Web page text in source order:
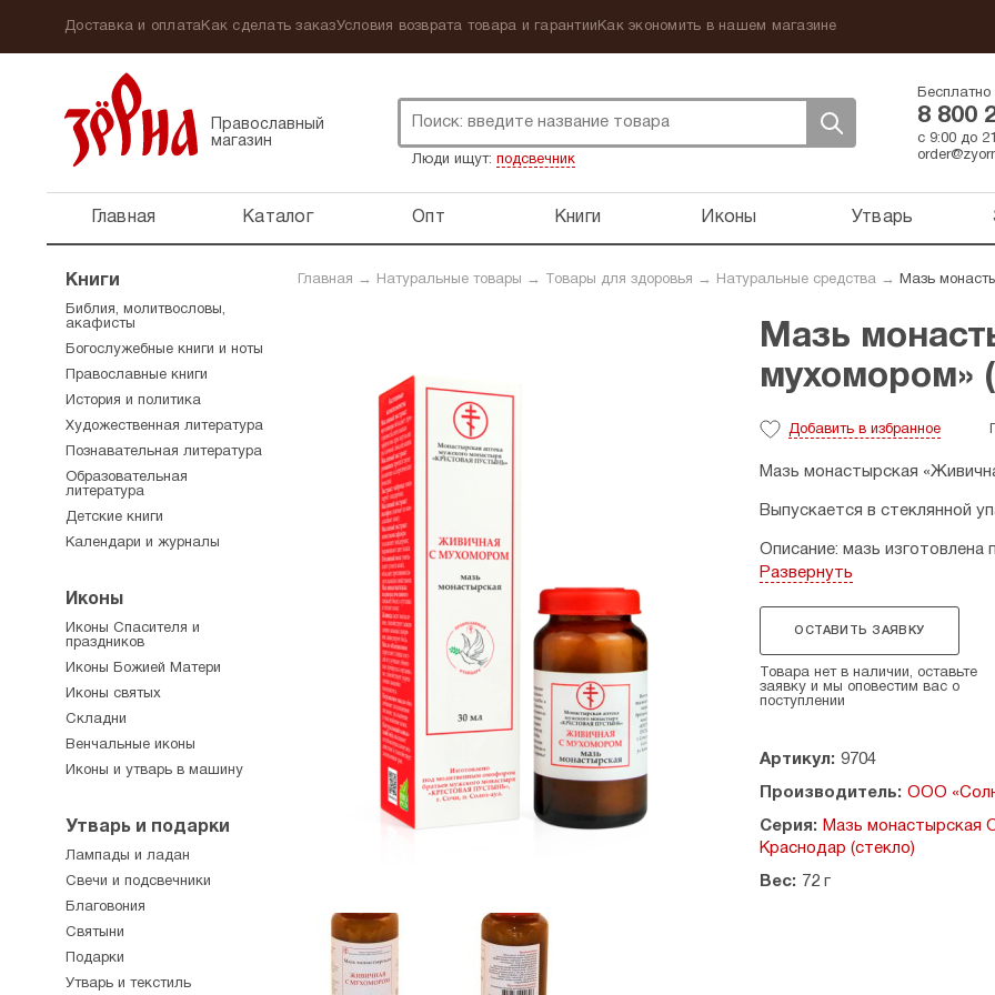
Доставка и оплатаКак сделать заказУсловия возврата товара и гарантии Как экономить в нашем магазине
Православный
магазин
Люди ищут: подсвечник
Бесплатно
8 800
с 9:00 до
Главная Каталог Опт Книги Иконы Утварь
Главная → Натуральные товары → Товары для здоровья → Натуральные средства → Мазь
Мазь
мухомором»
Добавить в избранное
Мазь монастырская
Выпускается в стеклянной
Описание: мазь изготовлена
сафлора, воск пчелиный,
облепиховое, масло
Показания к применению:
свойством, эффективно
заболеваниях, варикозе,
огрубения кожи.
Применение: наносить мазь
2 раза в день, утром и на
Противопоказания:
Развернуть
ОСТАВИТЬ ЗАЯВКУ
Товара нет в наличии, оставьте
заявку и мы оповестим вас о
поступлении
Артикул: 9704
Производитель: ООО
Серия: Мазь монастырская
Краснодар (стекло)
Вес: 72 г
Книги
Библия, молитвословы,
акафисты
Богослужебные книги и ноты
Православные книги
История и политика
Художественная литература
Познавательная литература
Образовательная
литература
Детские книги
Календари и журналы
Иконы
Иконы Спасителя и
праздников
Иконы Божией Матери
Иконы святых
Складни
Венчальные иконы
Иконы и утварь в машину
Утварь и подарки
Лампады и ладан
Свечи и подсвечники
Благовония
Святыни
Подарки
Утварь и текстиль